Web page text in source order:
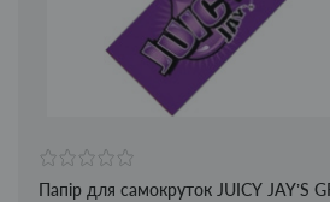
Папір для самокруток JUICY JAY’S